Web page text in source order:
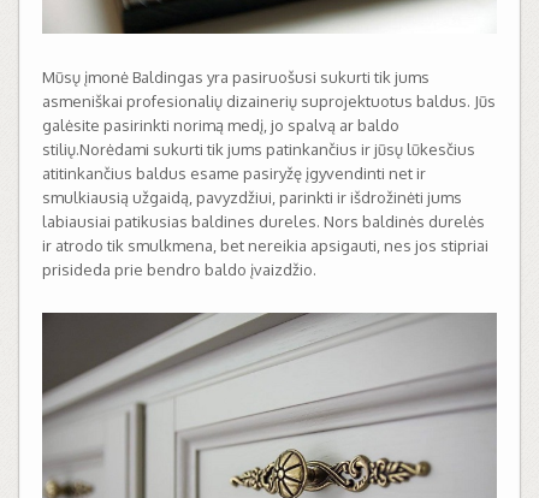
Mūsų įmonė Baldingas yra pasiruošusi sukurti tik jums
asmeniškai profesionalių dizainerių suprojektuotus baldus. Jūs
galėsite pasirinkti norimą medį, jo spalvą ar baldo
stilių.Norėdami sukurti tik jums patinkančius ir jūsų lūkesčius
atitinkančius baldus esame pasiryžę įgyvendinti net ir
smulkiausią užgaidą, pavyzdžiui, parinkti ir išdrožinėti jums
labiausiai patikusias baldines dureles. Nors baldinės durelės
ir atrodo tik smulkmena, bet nereikia apsigauti, nes jos stipriai
prisideda prie bendro baldo įvaizdžio.